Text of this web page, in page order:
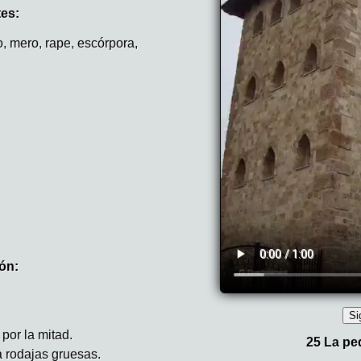
mero, rape, escórpora,
la mitad.
rodajas gruesas.